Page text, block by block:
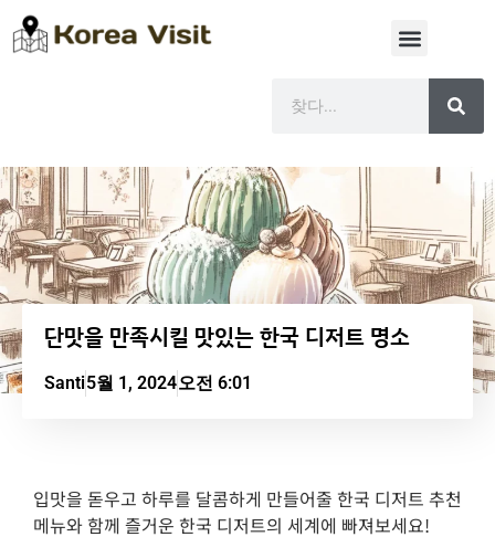
단맛을 만족시킬 맛있는 한국 디저트 명소
Santi5월 1, 2024오전 6:01
입맛을 돋우고 하루를 달콤하게 만들어줄 한국 디저트 추천
메뉴와 함께 즐거운 한국 디저트의 세계에 빠져보세요!